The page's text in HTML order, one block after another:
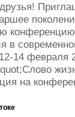
в
14 февраля
на